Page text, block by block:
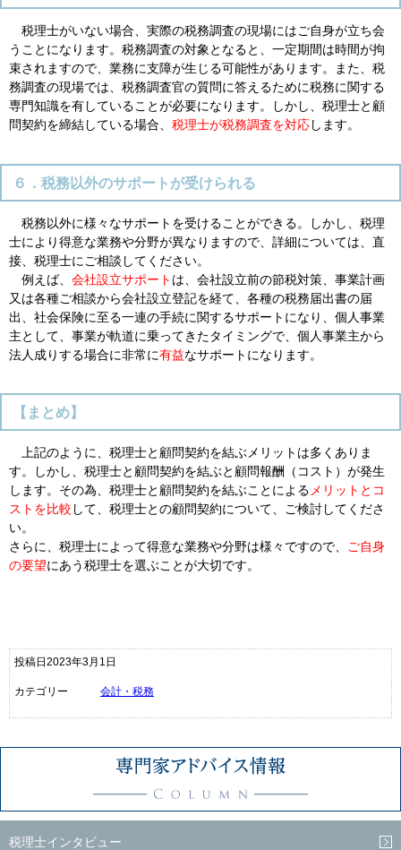
税理士がいない場合、実際の税務調査の現場にはご自身が立ち会
うことになります。税務調査の対象となると、一定期間は時間が拘
束されますので、業務に支障が生じる可能性があります。また、税
務調査の現場では、税務調査官の質問に答えるために税務に関する
専門知識を有していることが必要になります。しかし、税理士と顧
問契約を締結している場合、 税理士が税務調査を対応します。
６．税務以外のサポートが受けられる
税務以外に様々なサポートを受けることができる。しかし、税理
士により得意な業務や分野が異なりますので、詳細については、直
接、税理士にご相談してください。
例えば、 会社設立サポート は、会社設立前の節税対策、事業計画
又は各種ご相談から会社設立登記を経て、各種の税務届出書の届
出、社会保険に至る一連の手続に関するサポートになり、個人事業
主として、事業が軌道に乗ってきたタイミングで、個人事業主から
法人成りする場合に非常に有益なサポートになります。
【まとめ】
上記のように、税理士と顧問契約を結ぶメリットは多くありま
す。しかし、税理士と顧問契約を結ぶと顧問報酬（コスト）が発生
します。その為、税理士と顧問契約を結ぶことによる メリットとコ
ストを比較 して、税理士との顧問契約について、ご検討してくださ
い。
さらに、税理士によって得意な業務や分野は様々ですので、
ご自身
の要望にあう税理士を選ぶことが大切です。
投稿日2023年3月1日
カテゴリー 会計・税務
税理士インタビュー